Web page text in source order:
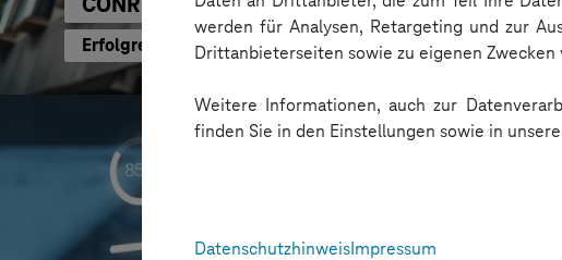
werden für Analysen, Retargeting und zur
Drittanbieterseiten sowie zu eigenen
Weitere Informationen, auch zur
finden Sie in den Einstellungen sowie in
DatenschutzhinweisImpressum
Erfolgreiche Transformation durch gezielte Change-